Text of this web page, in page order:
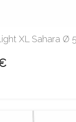
XL Sahara Ø